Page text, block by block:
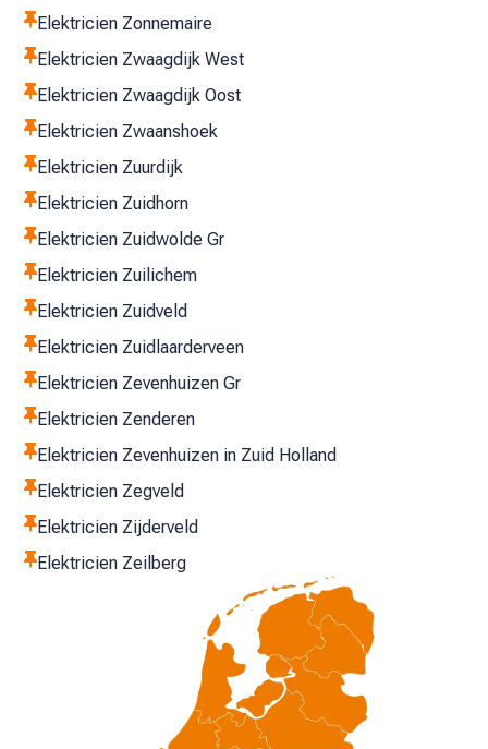
Elektricien Zonnemaire
Elektricien Zwaagdijk West
Elektricien Zwaagdijk Oost
Elektricien Zwaanshoek
Elektricien Zuurdijk
Elektricien Zuidhorn
Elektricien Zuidwolde Gr
Elektricien Zuilichem
Elektricien Zuidveld
Elektricien Zuidlaarderveen
Elektricien Zevenhuizen Gr
Elektricien Zenderen
Elektricien Zevenhuizen in Zuid Holland
Elektricien Zegveld
Elektricien Zijderveld
Elektricien Zeilberg